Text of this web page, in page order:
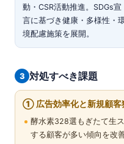
動・CSR活動推進。SDGs宣
言に基づき健康・多様性・
境配慮施策を展開。
3 対処すべき課題
① 広告効率化と新規顧客
酵水素328選もぎたて生
する顧客が多い傾向を改